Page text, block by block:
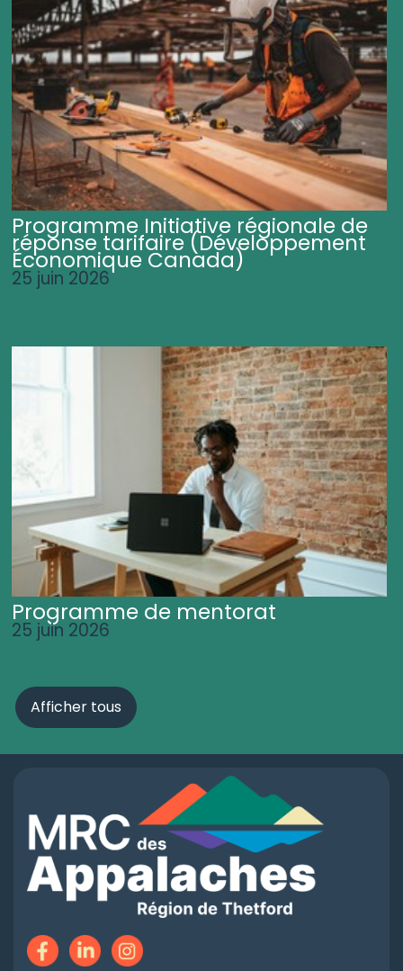
Programme Initiative régionale de
réponse tarifaire (Développement
Économique Canada)
25 juin 2026
Programme de mentorat
25 juin 2026
Afficher tous